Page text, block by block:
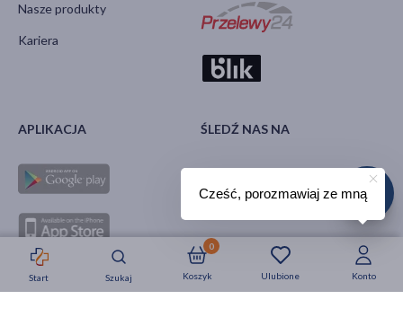
Strefa okazji Nowości Krótkie daty
Start Szukaj Ulubione
Koszyk
0
Konto
Nasze produkty
Kariera
APLIKACJA ŚLEDŹ NAS NA
Cześć, porozmawiaj ze mną